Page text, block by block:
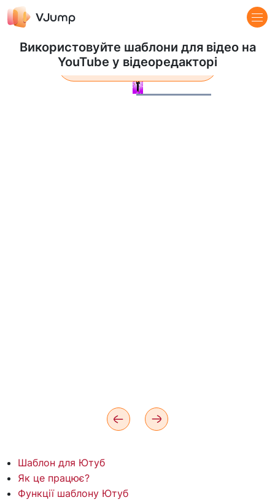
Використовуйте шаблони для відео на
YouTube у відеоредакторі
Pause
Loaded:
Дізнатися більше
Шаблон для Ютуб
Як це працює?
Функції шаблону Ютуб